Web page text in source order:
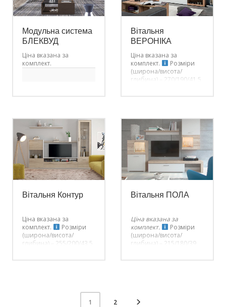
затишною.
Модульна система
БЛЕКВУД
Ціна вказана за
комплект.
003
БЛЕКВУД_Полиця_POL135
004
БЛЕКВУД_Вітрина_WIT_55
005
Вітальня
ВЕРОНІКА
Ціна вказана за
комплект.
Розміри
(широна/висота/
глибина) – 270/190/41,5
Вітальня Контур
Ціна вказана за
комплект.
Розміри
(широна/висота/
глибина) – 255/200/43,5
Вітальня ПОЛА
Ціна вказана за
комплект.
Розміри
(широна/висота/
глибина) – 215/180/39
1 2